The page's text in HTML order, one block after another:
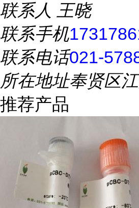
联系人 王晓
联系手机
联系电话021-
所在地址奉贤区
推荐产品